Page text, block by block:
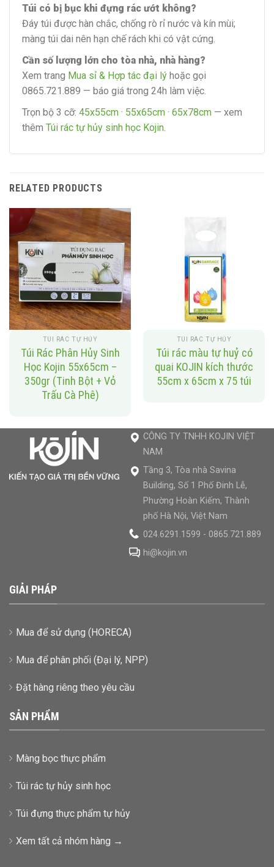
Túi có bị bục khi đựng rác ướt không?
Đáy túi được hàn chắc, chống rò rỉ nước và kín mùi;
màng túi dai nên hạn chế rách khi có vật cứng.
Cần số lượng lớn cho tòa nhà, nhà hàng?
Xem trang Mua sỉ & Hợp tác đại lý hoặc gọi
0865.721.889 — báo giá trong 24h làm việc.
Trọn bộ 3 cỡ: 45x55cm · 55x65cm · 65x78cm — xem
thêm Túi rác tự hủy sinh học Kojin
RELATED PRODUCTS
TÚI RÁC TỰ HỦY
Túi Rác Phân Hủy Sinh
Học Kojin 55x65cm –
350gr (Tinh Bột + Vỏ
Trấu Cà Phê)
TÚI RÁC TỰ HỦY
Túi rác màu tự huỷ có
quai KOJIN kích thước
55cm x 65cm x 75 túi
CÔNG TY TNHH KOJIN VIỆT
NAM
Tầng 3, Tòa nhà Savina
Building, Số 1 Phố Đinh Lễ,
Phường Hoàn Kiếm, Thành
phố Hà Nội, Việt Nam
024.6291.1599 - 0865.721.889
hi@kojin.vn
GIẢI PHÁP
Mua để sử dụng (HORECA)
Mua để phân phối (Đại lý, NPP)
Đặt hàng riêng theo yêu cầu
SẢN PHẨM
Màng bọc thực phẩm
Túi rác tự hủy sinh học
Túi đựng thực phẩm tự hủy
Xem tất cả nhóm hàng →